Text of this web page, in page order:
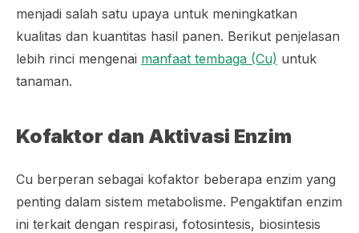
menjadi salah satu upaya untuk meningkatkan
kualitas dan kuantitas hasil panen. Berikut penjelasan
lebih rinci mengenai manfaat tembaga (Cu) untuk
tanaman.
Kofaktor dan Aktivasi Enzim
Cu berperan sebagai kofaktor beberapa enzim yang
penting dalam sistem metabolisme. Pengaktifan enzim
ini terkait dengan respirasi, fotosintesis, biosintesis